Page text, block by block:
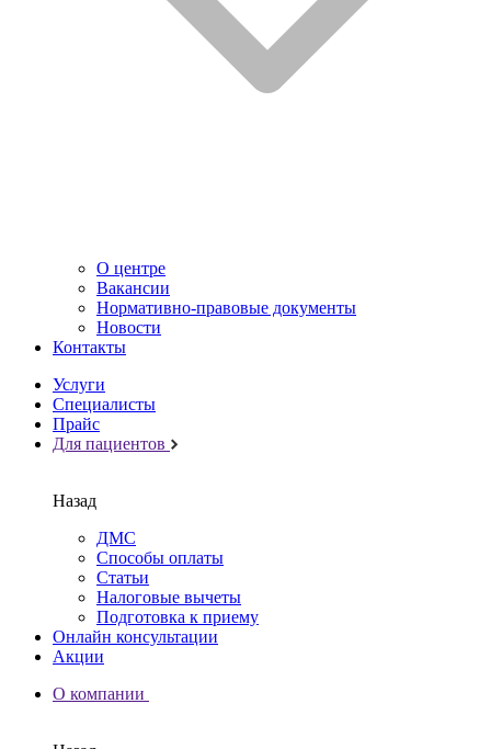
О центре
Вакансии
Нормативно-правовые документы
Новости
Контакты
Услуги
Специалисты
Прайс
Для пациентов
Назад
ДМС
Способы оплаты
Статьи
Налоговые вычеты
Подготовка к приему
Онлайн консультации
Акции
О компании